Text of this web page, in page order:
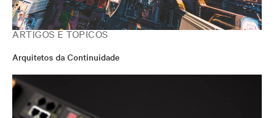
ARTIGOS E TÓPICOS
Arquitetos da Continuidade